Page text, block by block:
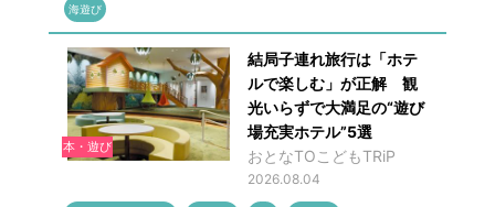
海遊び
本・遊び
結局子連れ旅行は「ホテ
ルで楽しむ」が正解 観
光いらずで大満足の“遊び
場充実ホテル”5選
おとなTOこどもTRiP
2026.08.04